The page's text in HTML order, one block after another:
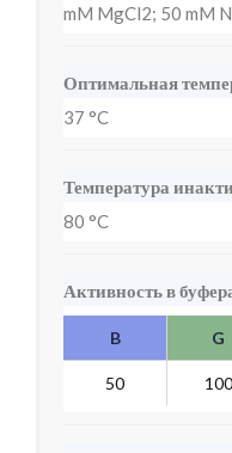
mM MgCl2; 50 mM
Оптимальная
37 °C
Температура
80 °C
Активность в
B G
50 100